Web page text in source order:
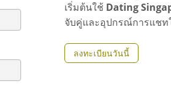
เริ่มต้นใช้ Dating
จับคู่และอุปกรณ์การแชท
ลงทะเบียนวันนี้